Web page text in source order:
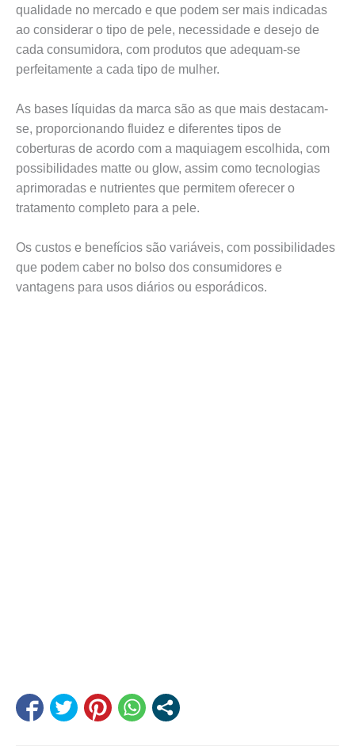
qualidade no mercado e que podem ser mais indicadas
ao considerar o tipo de pele, necessidade e desejo de
cada consumidora, com produtos que adequam-se
perfeitamente a cada tipo de mulher.
As bases líquidas da marca são as que mais destacam-
se, proporcionando fluidez e diferentes tipos de
coberturas de acordo com a maquiagem escolhida, com
possibilidades matte ou glow, assim como tecnologias
aprimoradas e nutrientes que permitem oferecer o
tratamento completo para a pele.
Os custos e benefícios são variáveis, com possibilidades
que podem caber no bolso dos consumidores e
vantagens para usos diários ou esporádicos.